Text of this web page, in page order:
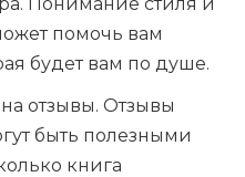
помочь вам
будет вам по душе.
отзывы. Отзывы
быть полезными
книга